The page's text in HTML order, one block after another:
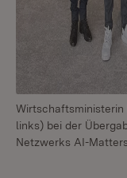
Wirtschaftsministerin
links) bei der
Netzwerks AI-